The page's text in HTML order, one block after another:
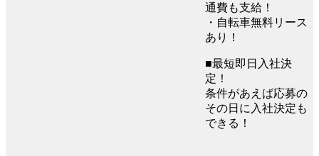
通費も支給！
・自転車無料リース
あり！
■最短即日入社決
定！
条件があえば応募の
その日に入社決定も
できる！